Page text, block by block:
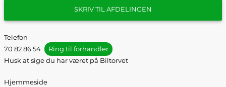
SKRIV TIL AFDELINGEN
Telefon
70 82 86 54
Ring til forhandler
Husk at sige du har været på Biltorvet
Hjemmeside